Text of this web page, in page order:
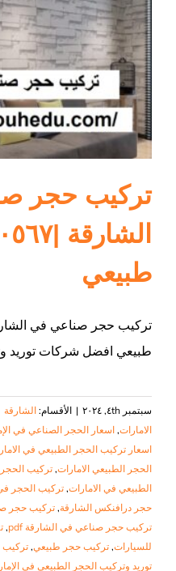
ام القيوين
تركيب حجر
طبيعي
طبيعي افضل شركات توريد
سبتمبر ٤th, ٢٠٢٤ | الأقسام: الشارقة
الامارات, اسعار الحجر الصناعي في
اسعار تركيب الحجر الطبيعي في
الحجر الطبيعي الامارات, تركيب
الطبيعي في الامارات, تركيب الحجر
حجر درافنكس الشارقة, تركيب حجر
تركيب حجر صناعي في الشارقة pdf
,
للسيارات, تركيب حجر طبيعي, تركيب
توريد وتركيب الحجر الطبيعي في